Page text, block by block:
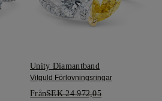
Unity Diamantband
Vitguld Förlovningsringar
FrånSEK 24 972,05